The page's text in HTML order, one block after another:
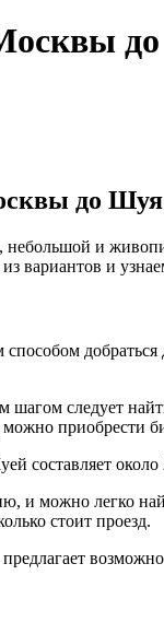
до
и
вариантов и
шагом следует
можно приобрести
составляет около
и можно легко
стоит проезд.